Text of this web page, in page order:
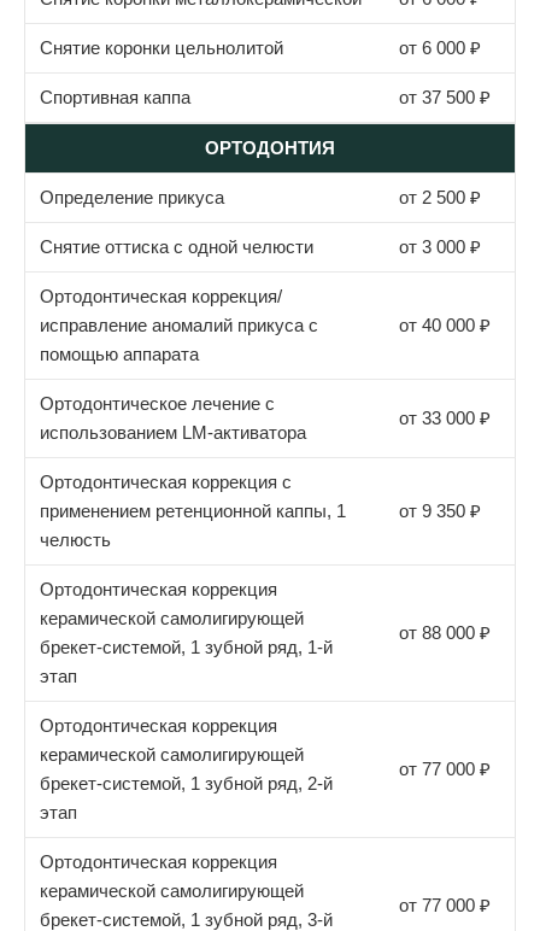
Снятие коронки цельнолитой от 6 000 ₽
Спортивная каппа от 37 500 ₽
ОРТОДОНТИЯ
Определение прикуса от 2 500 ₽
Снятие оттиска с одной челюсти от 3 000 ₽
Ортодонтическая коррекция/
исправление аномалий прикуса с
помощью аппарата
от 40 000 ₽
Ортодонтическое лечение с
использованием LM-активатора
от 33 000 ₽
Ортодонтическая коррекция с
применением ретенционной каппы, 1
челюсть
от 9 350 ₽
Ортодонтическая коррекция
керамической самолигирующей
брекет-системой, 1 зубной ряд, 1-й
этап
от 88 000 ₽
Ортодонтическая коррекция
керамической самолигирующей
брекет-системой, 1 зубной ряд, 2-й
этап
от 77 000 ₽
Ортодонтическая коррекция
керамической самолигирующей
брекет-системой, 1 зубной ряд, 3-й
от 77 000 ₽